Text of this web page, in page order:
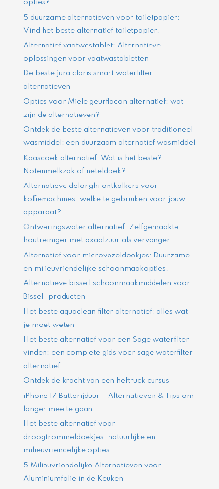
opties?
5 duurzame alternatieven voor toiletpapier:
Vind het beste alternatief toiletpapier.
Alternatief vaatwastablet: Alternatieve
oplossingen voor vaatwastabletten
De beste jura claris smart waterfilter
alternatieven
Opties voor Miele geurflacon alternatief: wat
zijn de alternatieven?
Ontdek de beste alternatieven voor traditioneel
wasmiddel: een duurzaam alternatief wasmiddel
Kaasdoek alternatief: Wat is het beste?
Notenmelkzak of neteldoek?
Alternatieve delonghi ontkalkers voor
koffiemachines: welke te gebruiken voor jouw
apparaat?
Ontweringswater alternatief: Zelfgemaakte
houtreiniger met oxaalzuur als vervanger
Alternatief voor microvezeldoekjes: Duurzame
en milieuvriendelijke schoonmaakopties.
Alternatieve bissell schoonmaakmiddelen voor
Bissell-producten
Het beste aquaclean filter alternatief: alles wat
je moet weten
Het beste alternatief voor een Sage waterfilter
vinden: een complete gids voor sage waterfilter
alternatief.
Ontdek de kracht van een heftruck cursus
iPhone 17 Batterijduur – Alternatieven & Tips om
langer mee te gaan
Het beste alternatief voor
droogtrommeldoekjes: natuurlijke en
milieuvriendelijke opties
5 Milieuvriendelijke Alternatieven voor
Aluminiumfolie in de Keuken